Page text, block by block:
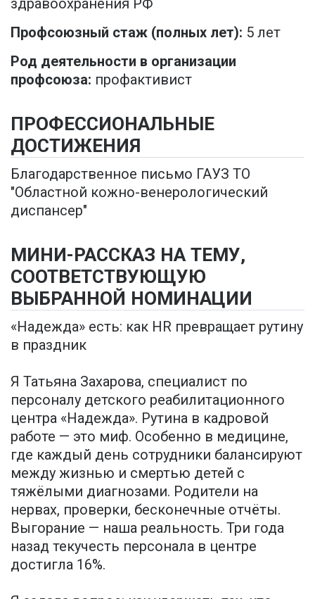
Профсоюзный стаж (полных лет): 5 лет
Род деятельности в организации
профсоюза: профактивист
ПРОФЕССИОНАЛЬНЫЕ
ДОСТИЖЕНИЯ
Благодарственное письмо ГАУЗ ТО
"Областной кожно-венерологический
диспансер"
МИНИ-РАССКАЗ НА ТЕМУ,
СООТВЕТСТВУЮЩУЮ
ВЫБРАННОЙ НОМИНАЦИИ
«Надежда» есть: как HR превращает рутину
в праздник
Я Татьяна Захарова, специалист по
персоналу детского реабилитационного
центра «Надежда». Рутина в кадровой
работе — это миф. Особенно в медицине,
где каждый день сотрудники балансируют
между жизнью и смертью детей с
тяжёлыми диагнозами. Родители на
нервах, проверки, бесконечные отчёты.
Выгорание — наша реальность. Три года
назад текучесть персонала в центре
достигла 16%.